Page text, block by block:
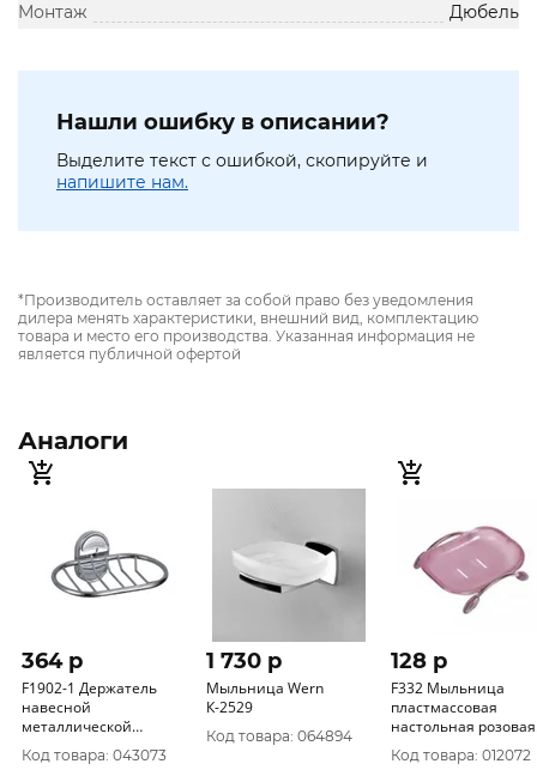
Монтаж
Дюбель
Нашли ошибку в описании?
Выделите текст с ошибкой, скопируйте и
напишите нам.
*Производитель оставляет за собой право без уведомления
дилера менять характеристики, внешний вид, комплектацию
товара и место его производства. Указанная информация не
является публичной офертой
Аналоги
364 p
F1902-1 Держатель
навесной
металлической
мыльницы FRAP
Код товара: 043073
1 730 p
Мыльница Wern
К-2529
Код товара: 064894
128 p
F332 Мыльница
пластмассовая
настольная розовая
FRAP
Код товара: 012072